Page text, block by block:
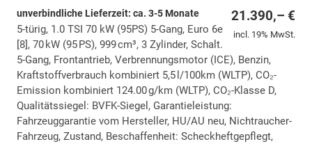
21.390,– €
incl. 19% MwSt.
unverbindliche Lieferzeit: ca. 3-5 Monate
5-türig, 1.0 TSI 70 kW (95PS) 5-Gang, Euro 6e
[8], 70 kW (95 PS), 999 cm³, 3 Zylinder, Schalt.
5-Gang, Frontantrieb, Verbrennungsmotor (ICE), Benzin,
Kraftstoffverbrauch kombiniert 5,5 l/100km (WLTP), CO₂-
Emission kombiniert 124.00 g/km (WLTP), CO₂-Klasse D,
Qualitätssiegel: BVFK-Siegel, Garantieleistung:
Fahrzeuggarantie vom Hersteller, HU/AU neu, Nichtraucher-
Fahrzeug, Zustand, Beschaffenheit: Scheckheftgepflegt,